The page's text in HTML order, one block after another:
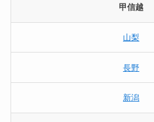
甲信越
山梨
長野
新潟